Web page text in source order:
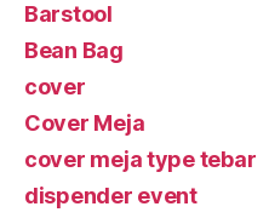
Barstool
Bean Bag
cover
Cover Meja
cover meja type tebar
dispender event